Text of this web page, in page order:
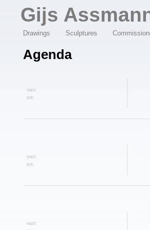
Gijs
Drawings Sculptures
Agenda
van:
tot:
van:
tot:
van: